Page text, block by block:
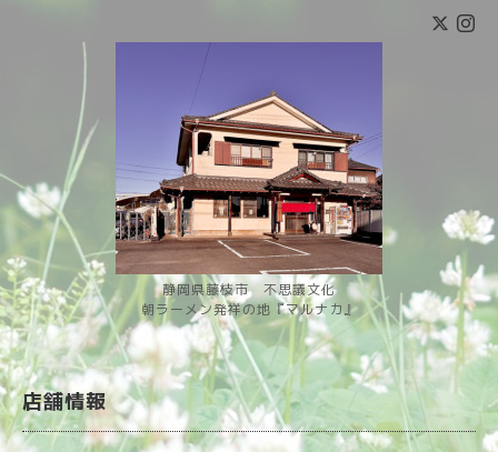
静岡県藤枝市 不思議文化
朝ラーメン発祥の地『マルナカ』
店舗情報